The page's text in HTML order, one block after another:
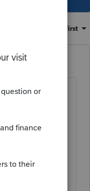
Oldest first
une
produire les
. En titre :
adresse
avec
la
sera